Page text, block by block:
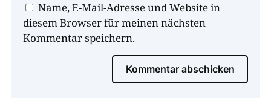
Name, E-Mail-Adresse und Website in
diesem Browser für meinen nächsten
Kommentar speichern.
Kommentar abschicken